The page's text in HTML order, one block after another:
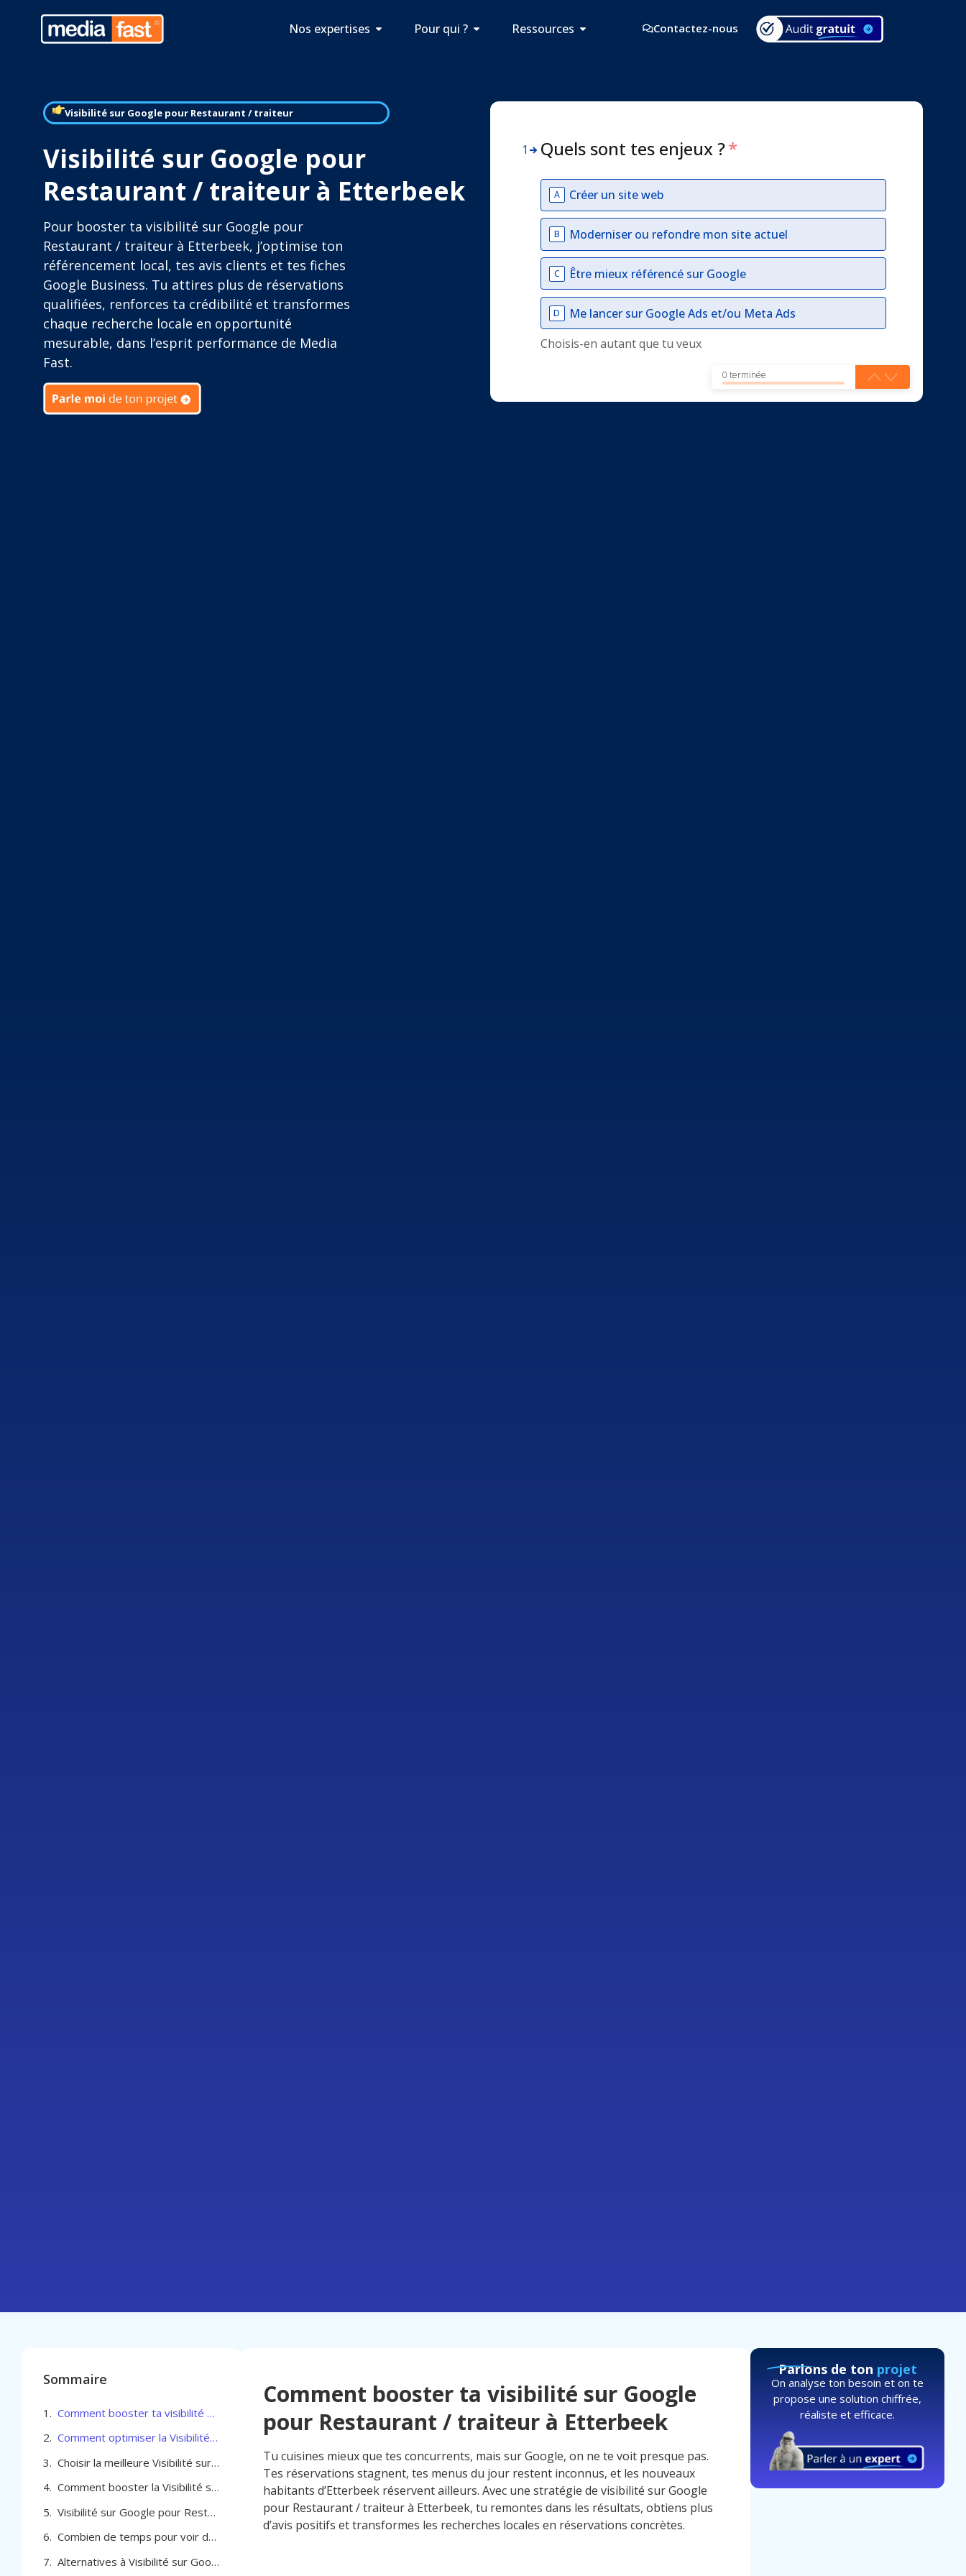
Nos expertises Pour qui ? Ressources Contactez-nous
Visibilité sur Google pour Restaurant / traiteur
Visibilité sur Google pour
Restaurant / traiteur à Etterbeek
Pour booster ta visibilité sur Google pour
Restaurant / traiteur à Etterbeek, j’optimise ton
référencement local, tes avis clients et tes fiches
Google Business. Tu attires plus de réservations
qualifiées, renforces ta crédibilité et transformes
chaque recherche locale en opportunité
mesurable, dans l’esprit performance de Media
Fast.
1 Quels sont tes enjeux ?*
A Créer un site web
B Moderniser ou refondre mon site actuel
C Être mieux référencé sur Google
D
Me lancer sur Google Ads et/ou Meta Ads
Choisis-en autant que tu veux
0 terminée
Sommaire
Comment booster ta visibilité sur Google pour Restaurant / traiteur à Etterbeek
Comment optimiser la Visibilité sur Google pour Restaurant / traiteur à Etterbeek
Choisir la meilleure Visibilité sur Google pour Restaurant / traiteur à Etterbeek
Comment booster la Visibilité sur Google pour Restaurant / traiteur à Etterbeek
Visibilité sur Google pour Restaurant / traiteur à Etterbeek
Combien de temps pour voir des résultats sur Google à Etterbeek pour ton restaurant ou traiteur
Alternatives à Visibilité sur Google pour Restaurant / traiteur à Etterbeek
Comment booster ta visibilité sur Google
pour Restaurant / traiteur à Etterbeek
Tu cuisines mieux que tes concurrents, mais sur Google, on ne te voit presque pas.
Tes réservations stagnent, tes menus du jour restent inconnus, et les nouveaux
habitants d’Etterbeek réservent ailleurs. Avec une stratégie de visibilité sur Google
pour Restaurant / traiteur à Etterbeek, tu remontes dans les résultats, obtiens plus
d’avis positifs et transformes les recherches locales en réservations concrètes.
Parlons de ton projet
On analyse ton besoin et on te
propose une solution chiffrée,
réaliste et efficace.